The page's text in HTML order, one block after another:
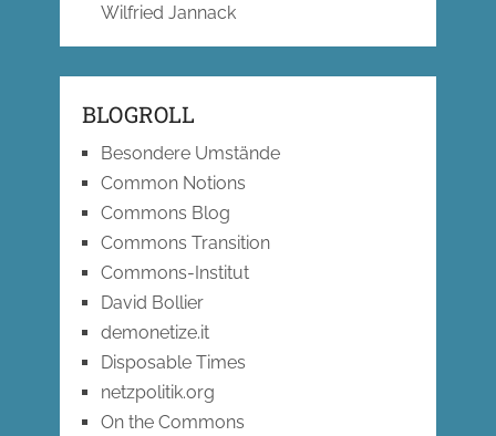
Wilfried Jannack
BLOGROLL
Besondere Umstände
Common Notions
Commons Blog
Commons Transition
Commons-Institut
David Bollier
demonetize.it
Disposable Times
netzpolitik.org
On the Commons